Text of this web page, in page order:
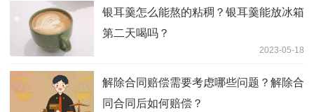
银耳羹怎么能熬的粘稠？银耳羹能放冰箱
第二天喝吗？
2023-05-18
解除合同赔偿需要考虑哪些问题？解除合
同合同后如何赔偿？